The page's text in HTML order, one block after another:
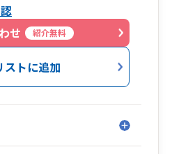
せ
紹介無料
ストに追加